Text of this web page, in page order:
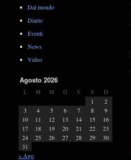
Dal mondo
Diario
Eventi
News
Video
Agosto 2026
L M M G V S D
1
2
3
4 5 6 7 8
9
10
11 12 13 14 15
16
17
18 19 20 21 22
23
24
25 26 27 28 29
30
31
« Ago